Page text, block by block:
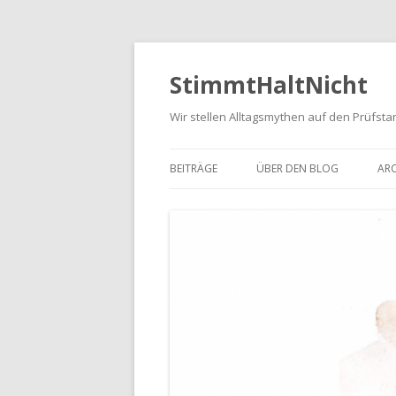
StimmtHaltNicht
Wir stellen Alltagsmythen auf den
BEITRÄGE ÜBER DEN BLOG